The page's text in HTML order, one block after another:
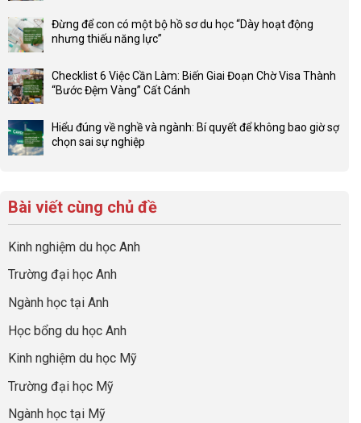
Lợi
thế
sức
mạnh
network
gia
đình
sự
nghiệp
bình
luận
Đầu
tư
sớm:
Chiến
hiệu
quả
của
cha
thông
Đừng để con có một bộ hồ sơ du học “Dày hoạt động
nhưng thiếu năng lực”
bình
luận
Đừng
để
hồ
sơ
du
học
“Dày
hoạt
động
nhưng
thiếu
năng
lực”
Checklist 6 Việc Cần Làm: Biến Giai Đoạn Chờ Visa Thành
“Bước Đệm Vàng” Cất Cánh
bình
luận
Việc
Biến
Đoạn
Visa
“Bước
Vàng”
Cất
Cánh
Hiểu đúng về nghề và ngành: Bí quyết để không bao giờ sợ
chọn sai sự nghiệp
luận
ở
Hiểu
đúng
nghề
và
ngành:
quyết
không
giờ
chọn
Bài viết cùng chủ đề
Kinh nghiệm du học Anh
Trường đại học Anh
Ngành học tại Anh
Học bổng du học Anh
Kinh nghiệm du học Mỹ
Trường đại học Mỹ
Ngành học tại Mỹ